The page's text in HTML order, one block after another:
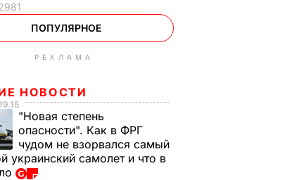
ПОПУЛЯРНОЕ
РЕКЛАМА
НОВОСТИ
"Новая степень
опасности". Как в ФРГ
чудом не взорвался самый
украинский самолет и что в